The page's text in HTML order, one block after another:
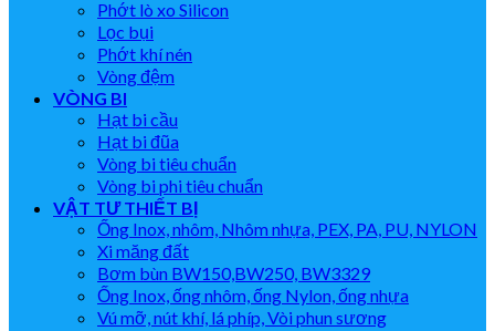
Phớt lò xo Silicon
Lọc bụi
Phớt khí nén
Vòng đệm
VÒNG BI
Hạt bi cầu
Hạt bi đũa
Vòng bi tiêu chuẩn
Vòng bi phi tiêu chuẩn
VẬT TƯ THIẾT BỊ
Ống Inox, nhôm, Nhôm nhựa, PEX, PA, PU, NYLON
Xi măng đất
Bơm bùn BW150,BW250, BW3329
Ống Inox, ống nhôm, ống Nylon, ống nhựa
Vú mỡ, nút khí, lá phíp, Vòi phun sương